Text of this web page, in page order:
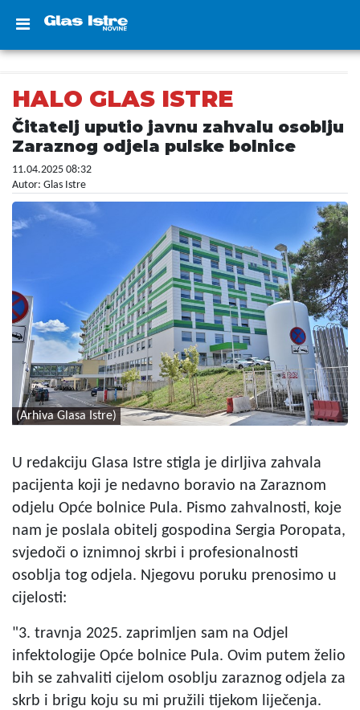
HALO GLAS ISTRE
Čitatelj uputio javnu zahvalu osoblju
Zaraznog odjela pulske bolnice
11.04.2025 08:32
Autor: Glas Istre
(Arhiva Glasa Istre)
U redakciju Glasa Istre stigla je dirljiva zahvala
pacijenta koji je nedavno boravio na Zaraznom
odjelu Opće bolnice Pula. Pismo zahvalnosti, koje
nam je poslala obitelj gospodina Sergia Poropata,
svjedoči o iznimnoj skrbi i profesionalnosti
osoblja tog odjela. Njegovu poruku prenosimo u
cijelosti:
"3. travnja 2025. zaprimljen sam na Odjel
infektologije Opće bolnice Pula. Ovim putem želio
bih se zahvaliti cijelom osoblju zaraznog odjela za
skrb i brigu koju su mi pružili tijekom liječenja.